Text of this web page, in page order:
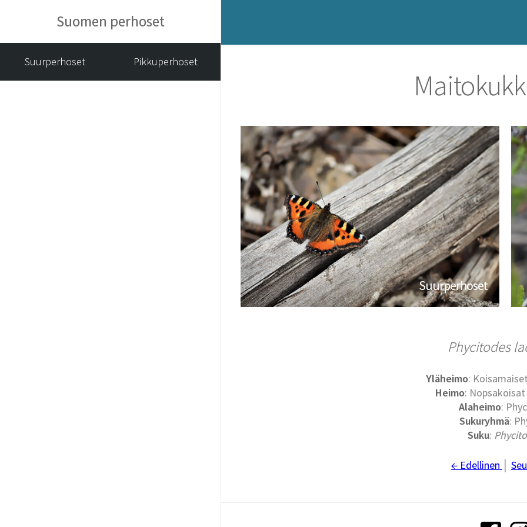
Suomen perhoset
Suurperhoset Pikkuperhoset
Suurperhoset
Phycitodes
Yläheimo:
Heimo:
Alaheimo:
Sukuryhmä:
Suku:
← Edellinen